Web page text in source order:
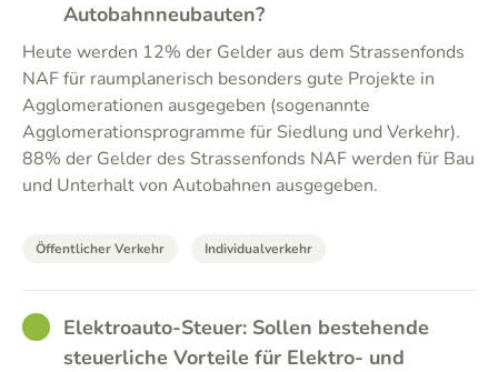
Autobahnneubauten?
Heute werden 12% der Gelder aus dem Strassenfonds
NAF für raumplanerisch besonders gute Projekte in
Agglomerationen ausgegeben (sogenannte
Agglomerationsprogramme für Siedlung und Verkehr).
88% der Gelder des Strassenfonds NAF werden für Bau
und Unterhalt von Autobahnen ausgegeben.
Öffentlicher Verkehr Individualverkehr
GOODElektroauto-Steuer: Sollen bestehende
steuerliche Vorteile für Elektro- und